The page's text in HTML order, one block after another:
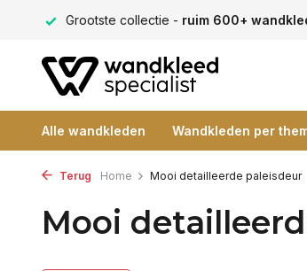
Grootste collectie - ruim 600+
Alle wandkleden Wandkleden per
Terug Home Mooi detailleerde paleisdeur
Mooi